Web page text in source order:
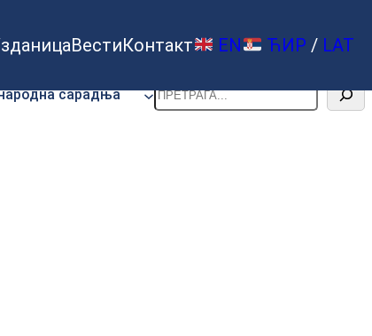
ВестиКонтакт EN ЋИР / LAT
сарадња Претрага